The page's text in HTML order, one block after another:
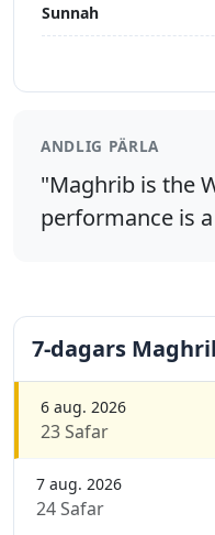
Sunnah
ANDLIG PÄRLA
"Maghrib is the
performance is
7-dagars
6 aug. 2026
23 Safar
7 aug. 2026
24 Safar